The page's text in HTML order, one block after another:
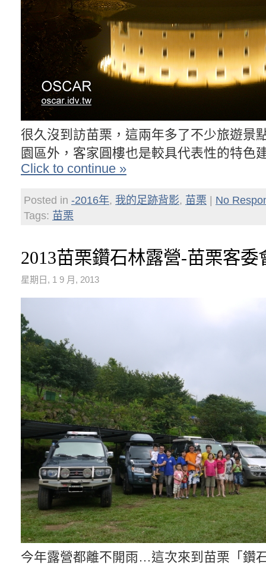
很久沒到訪苗栗，這兩年多了不少旅遊景
園區外，客家圓樓也是較具代表性的特色
Click to continue »
Posted in -2016年, 我的足跡背影, 苗栗
No
Tags: 苗栗
2013苗栗鑽石林露營-苗栗客委
星期日, 1 9 月, 2013
今年露營都離不開雨…這次來到苗栗「鑽